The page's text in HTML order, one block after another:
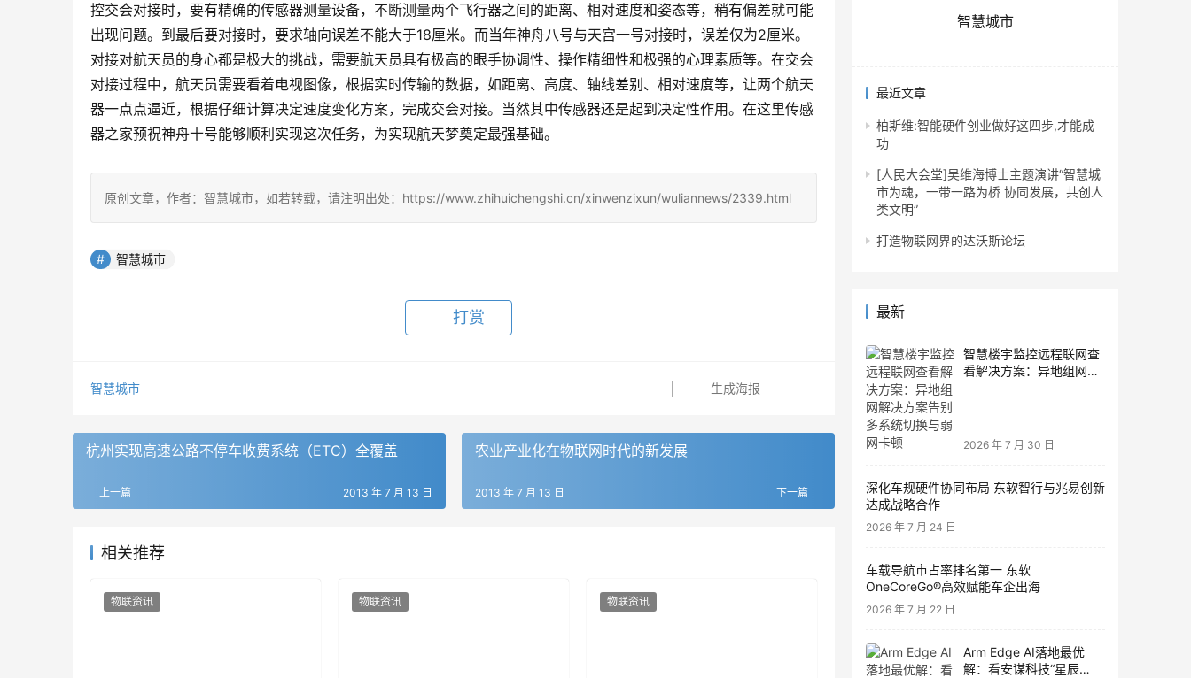
控交会对接时，要有精确的传感器测量设备，不断测量两个飞行器之间的距离、相对速度和姿态等，稍有偏差就可能
出现问题。到最后要对接时，要求轴向误差不能大于18厘米。而当年神舟八号与天宫一号对接时，误差仅为2厘米。
对接对航天员的身心都是极大的挑战，需要航天员具有极高的眼手协调性、操作精细性和极强的心理素质等。在交会
对接过程中，航天员需要看着电视图像，根据实时传输的数据，如距离、高度、轴线差别、相对速度等，让两个航天
器一点点逼近，根据仔细计算决定速度变化方案，完成交会对接。当然其中传感器还是起到决定性作用。在这里传感
器之家预祝神舟十号能够顺利实现这次任务，为实现航天梦奠定最强基础。
原创文章，作者：智慧城市，如若转载，请注明出处：https://www.zhihuichengshi.cn/xinwenzixun/wuliannews/2339.html
智慧城市
打赏
智慧城市 生成海报
杭州实现高速公路不停车收费系统（ETC）全覆盖
上一篇 2013 年 7 月 13 日
农业产业化在物联网时代的新发展
下一篇
2013 年 7 月 13 日
相关推荐
物联资讯 物联资讯 物联资讯
智慧城市
最近文章
柏斯维:智能硬件创业做好这四步,才能成
功
[人民大会堂]吴维海博士主题演讲“智慧城
市为魂，一带一路为桥 协同发展，共创人
类文明”
打造物联网界的达沃斯论坛
最新
智慧楼宇监控远程联网查
看解决方案：异地组网解
2026 年 7 月 30 日
深化车规硬件协同布局 东软智行与兆易创新
达成战略合作
2026 年 7 月 24 日
车载导航市占率排名第一 东软
OneCoreGo®高效赋能车企出海
2026 年 7 月 22 日
Arm Edge AI落地最优
解：看安谋科技“星辰